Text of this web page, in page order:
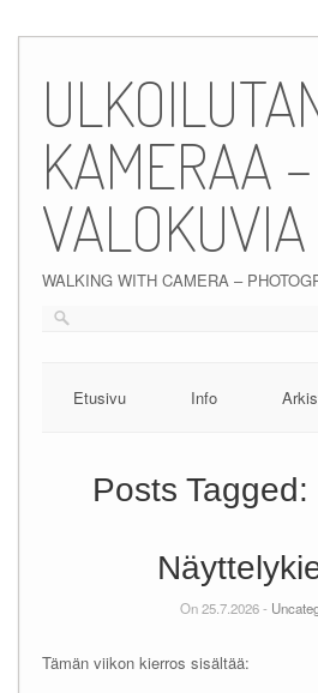
content
KAMERAA –
VALOKUVIA
WALKING WITH CAMERA –
Etusivu Info
Posts Tagged:
On 25.7.2026 -
Tämän viikon kierros sisältää: